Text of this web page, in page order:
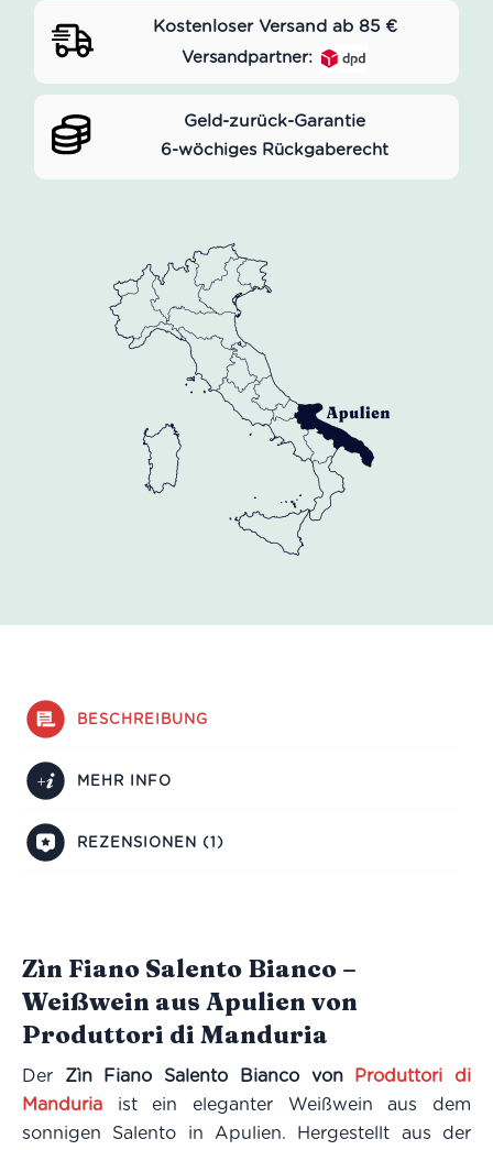
Kostenloser Versand ab 85 €
Versandpartner:
Geld-zurück-Garantie
6-wöchiges Rückgaberecht
BESCHREIBUNG
MEHR INFO
REZENSIONEN (1)
Zìn Fiano Salento Bianco –
Weißwein aus Apulien von
Produttori di Manduria
Der Zìn Fiano Salento Bianco von Produttori di
Manduria ist ein eleganter Weißwein aus dem
sonnigen Salento in Apulien. Hergestellt aus der